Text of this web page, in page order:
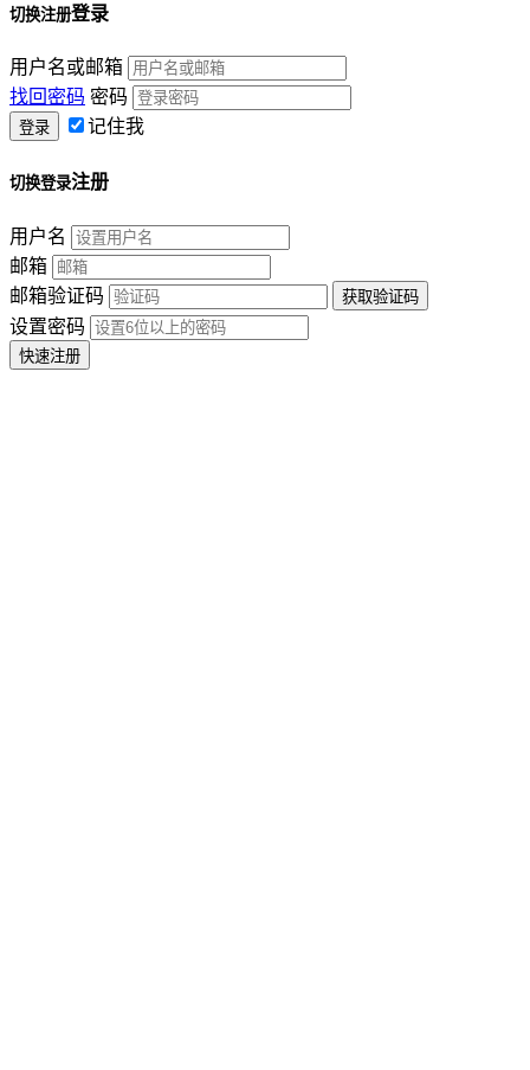
切换注册登录
用户名或邮箱
找回密码 密码
记住我
切换登录注册
用户名
邮箱
邮箱验证码
设置密码